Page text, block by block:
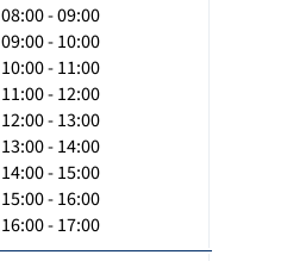
08:00 - 09:00
09:00 - 10:00
10:00 - 11:00
11:00 - 12:00
12:00 - 13:00
13:00 - 14:00
14:00 - 15:00
15:00 - 16:00
16:00 - 17:00